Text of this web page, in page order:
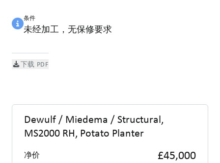
条件
未经加工，无保修要求
下载 PDF
Dewulf / Miedema / Structural,
MS2000 RH, Potato Planter
净价 £45,000